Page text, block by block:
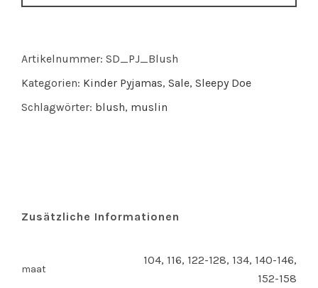
Muslin
Artikelnummer: SD_PJ_Blush
Kategorien: Kinder Pyjamas, Sale, Sleepy Doe
Schlagwörter: blush, muslin
Zusätzliche Informationen
maat
104, 116, 122-128, 134, 140-146,
152-158